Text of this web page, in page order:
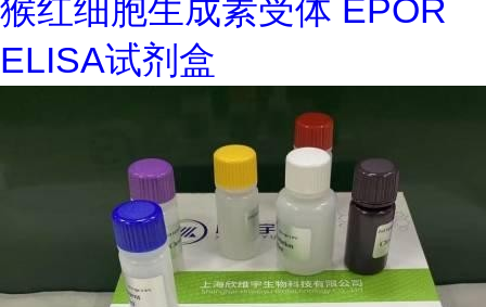
猴红细胞生成素受体 EPOR
ELISA试剂盒